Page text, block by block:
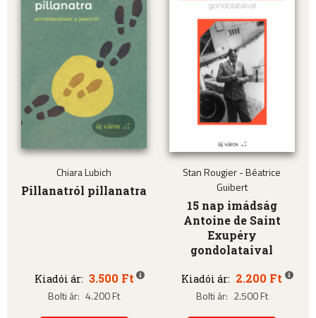
Chiara Lubich
Pillanatról pillanatra
Kiadói ár: 3.500 Ft
Bolti ár: 4.200 Ft
Stan Rougier - Béatrice
Guibert
15 nap imádság
Antoine de Saint
Exupéry
gondolataival
Kiadói ár: 2.200 Ft
Bolti ár: 2.500 Ft